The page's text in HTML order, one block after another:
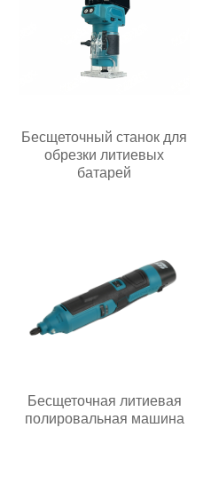
Бесщеточный станок для
обрезки литиевых
батарей
Бесщеточная литиевая
полировальная машина